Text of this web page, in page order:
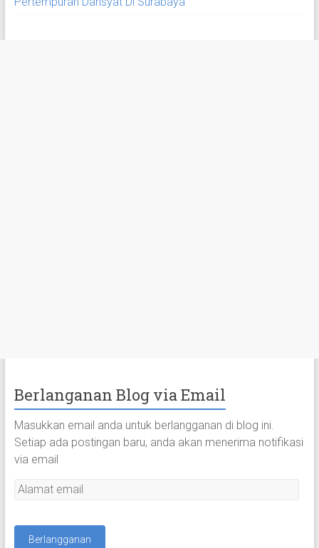
Berlanganan Blog via Email
Masukkan email anda untuk berlangganan di blog ini.
Setiap ada postingan baru, anda akan menerima notifikasi
via email
A